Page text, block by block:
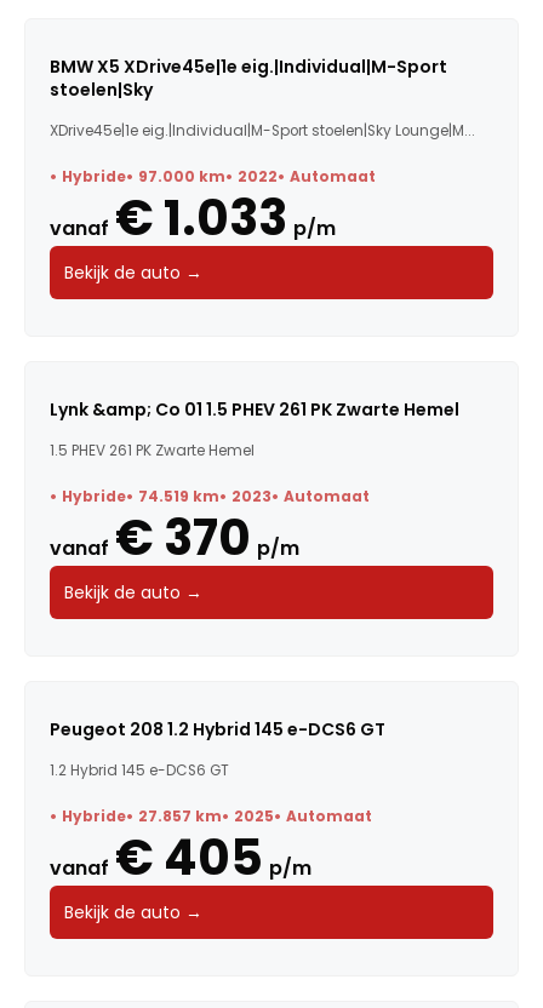
BMW X5 XDrive45e|1e eig.|Individual|M-Sport
stoelen|Sky
XDrive45e|1e eig.|Individual|M-Sport stoelen|Sky Lounge|M...
Hybride 97.000 km 2022 Automaat
vanaf € 1.033 p/m
Bekijk de auto →
Lynk &amp; Co 01 1.5 PHEV 261 PK Zwarte Hemel
1.5 PHEV 261 PK Zwarte Hemel
Hybride 74.519 km 2023 Automaat
vanaf € 370 p/m
Bekijk de auto →
Peugeot 208 1.2 Hybrid 145 e-DCS6 GT
1.2 Hybrid 145 e-DCS6 GT
Hybride 27.857 km 2025 Automaat
vanaf € 405 p/m
Bekijk de auto →